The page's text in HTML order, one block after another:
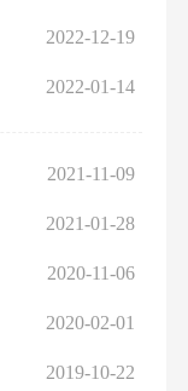
2022-12-19
2022-01-14
2021-11-09
2021-01-28
2020-11-06
2020-02-01
2019-10-22